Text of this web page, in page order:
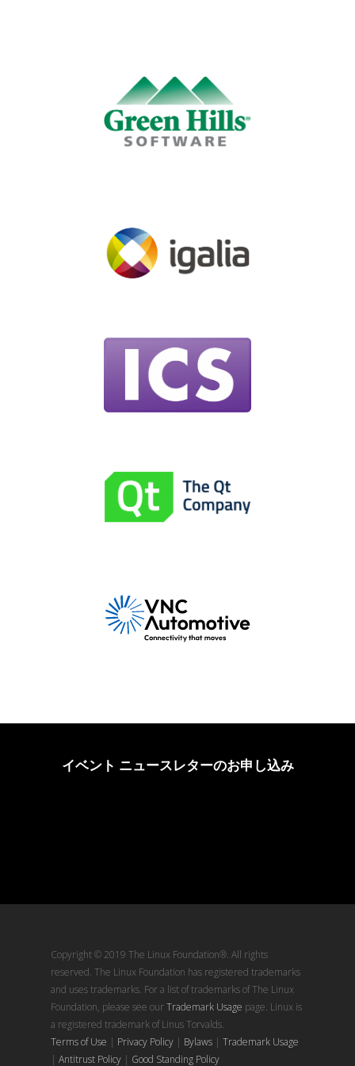
イベント ニュースレターのお申し込み
Copyright © 2019 The Linux Foundation®. All rights
reserved. The Linux Foundation has registered trademarks
and uses trademarks. For a list of trademarks of The Linux
Foundation, please see ourTrademark Usage page. Linux is
a registered trademark of Linus Torvalds.
Terms of Use | Privacy Policy | Bylaws | Trademark Usage
| Antitrust Policy | Good Standing Policy